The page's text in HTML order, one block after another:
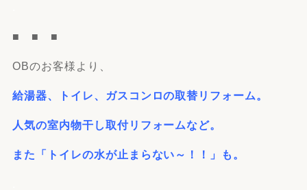
■ ■ ■
OBのお客様より、
給湯器、トイレ、ガスコンロの取替リフォーム。
人気の室内物干し取付リフォームなど。
また「トイレの水が止まらない～！！」も。